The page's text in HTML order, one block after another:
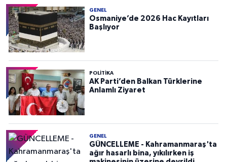
GENEL
Osmaniye’de 2026 Hac Kayıtları
Başlıyor
POLITIKA
AK Parti’den Balkan Türklerine
Anlamlı Ziyaret
GENEL
GÜNCELLEME - Kahramanmaraş'ta
ağır hasarlı bina, yıkılırken iş